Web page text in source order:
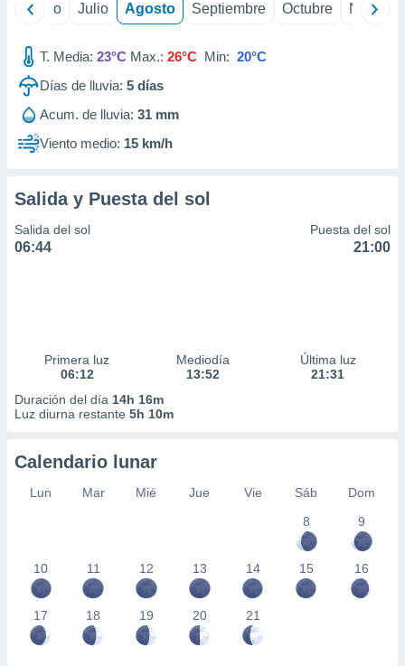
Junio Julio Agosto Septiembre Octubre
T. Media: 23°C Max.: 26°C Min: 20°C
Días de lluvia: 5 días
Acum. de lluvia: 31 mm
Viento medio: 15 km/h
Salida y Puesta del sol
Salida del sol
06:44
Puesta del sol
21:00
Primera luz
06:12
Mediodía
13:52
Última luz
21:31
Duración del día 14h 16m
Luz diurna restante 5h 10m
Calendario lunar
Lun Mar Mié Jue Vie Sáb
Dom
8
9
10 11 12 13 14 15 16
17 18 19 20 21